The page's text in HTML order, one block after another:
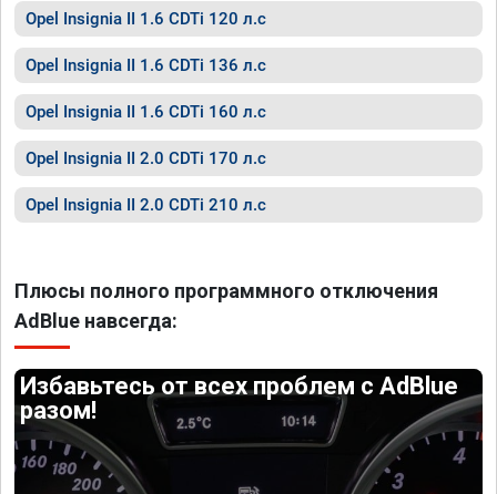
Opel Insignia II 1.6 CDTi 120 л.с
Opel Insignia II 1.6 CDTi 136 л.с
Opel Insignia II 1.6 CDTi 160 л.с
Opel Insignia II 2.0 CDTi 170 л.с
Opel Insignia II 2.0 CDTi 210 л.с
Плюсы полного программного отключения
AdBlue навсегда:
Избавьтесь от всех проблем с AdBlue
разом!